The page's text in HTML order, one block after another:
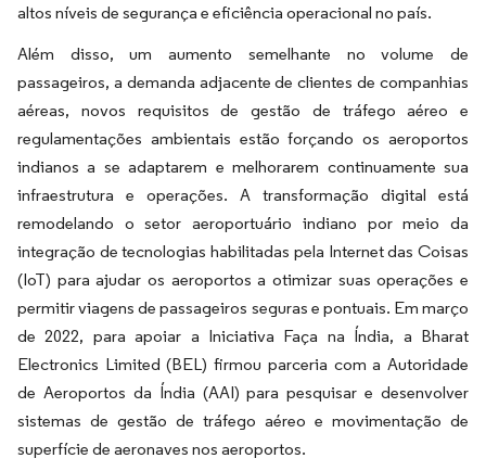
altos níveis de segurança e eficiência operacional no país.
Além disso, um aumento semelhante no volume de
passageiros, a demanda adjacente de clientes de companhias
aéreas, novos requisitos de gestão de tráfego aéreo e
regulamentações ambientais estão forçando os aeroportos
indianos a se adaptarem e melhorarem continuamente sua
infraestrutura e operações. A transformação digital está
remodelando o setor aeroportuário indiano por meio da
integração de tecnologias habilitadas pela Internet das Coisas
(IoT) para ajudar os aeroportos a otimizar suas operações e
permitir viagens de passageiros seguras e pontuais. Em março
de 2022, para apoiar a Iniciativa Faça na Índia, a Bharat
Electronics Limited (BEL) firmou parceria com a Autoridade
de Aeroportos da Índia (AAI) para pesquisar e desenvolver
sistemas de gestão de tráfego aéreo e movimentação de
superfície de aeronaves nos aeroportos.